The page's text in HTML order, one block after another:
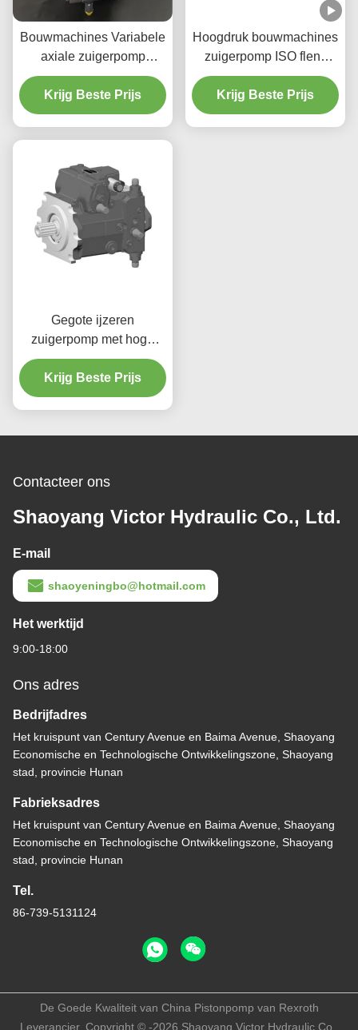
Bouwmachines Variabele
axiale zuigerpomp
geringe ruisontwerp
Krijg Beste Prijs
Hoogdruk bouwmachines
zuigerpomp ISO flens
3300 RPM 350 bar
Krijg Beste Prijs
Gegote ijzeren
zuigerpomp met hoge
druk 400 bar Rexroth
A4VG-pomp voor
mijnbouwapparatuur
Krijg Beste Prijs
Contacteer ons
Shaoyang Victor Hydraulic Co., Ltd.
E-mail
shaoyeningbo@hotmail.com
Het werktijd
9:00-18:00
Ons adres
Bedrijfadres
Het kruispunt van Century Avenue en Baima Avenue, Shaoyang
Economische en Technologische Ontwikkelingszone, Shaoyang
stad, provincie Hunan
Fabrieksadres
Het kruispunt van Century Avenue en Baima Avenue, Shaoyang
Economische en Technologische Ontwikkelingszone, Shaoyang
stad, provincie Hunan
Tel.
86-739-5131124
De Goede Kwaliteit van China Pistonpomp van Rexroth
Leverancier. Copyright © -2026 Shaoyang Victor Hydraulic Co.,